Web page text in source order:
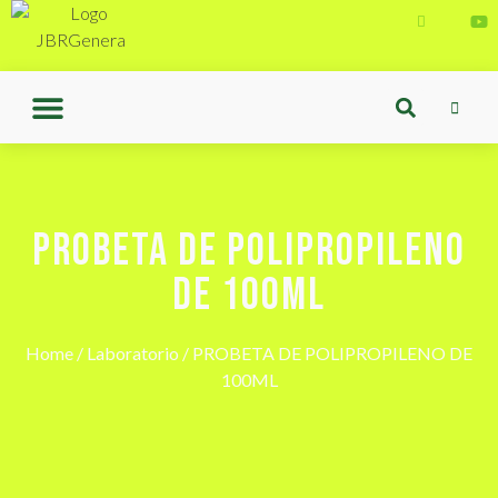
PROBETA DE POLIPROPILENO
DE 100ML
Home / Laboratorio / PROBETA DE POLIPROPILENO DE
100ML